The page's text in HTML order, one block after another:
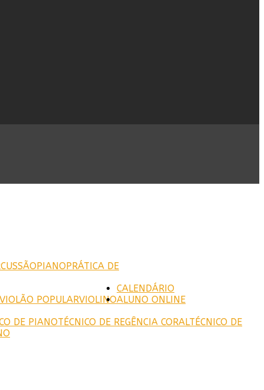
PIANOPRÁTICA DE
VIOLÃO POPULARVIOLINO
DE PIANOTÉCNICO DE REGÊNCIA CORALTÉCNICO DE
CALENDÁRIO
ALUNO ONLINE